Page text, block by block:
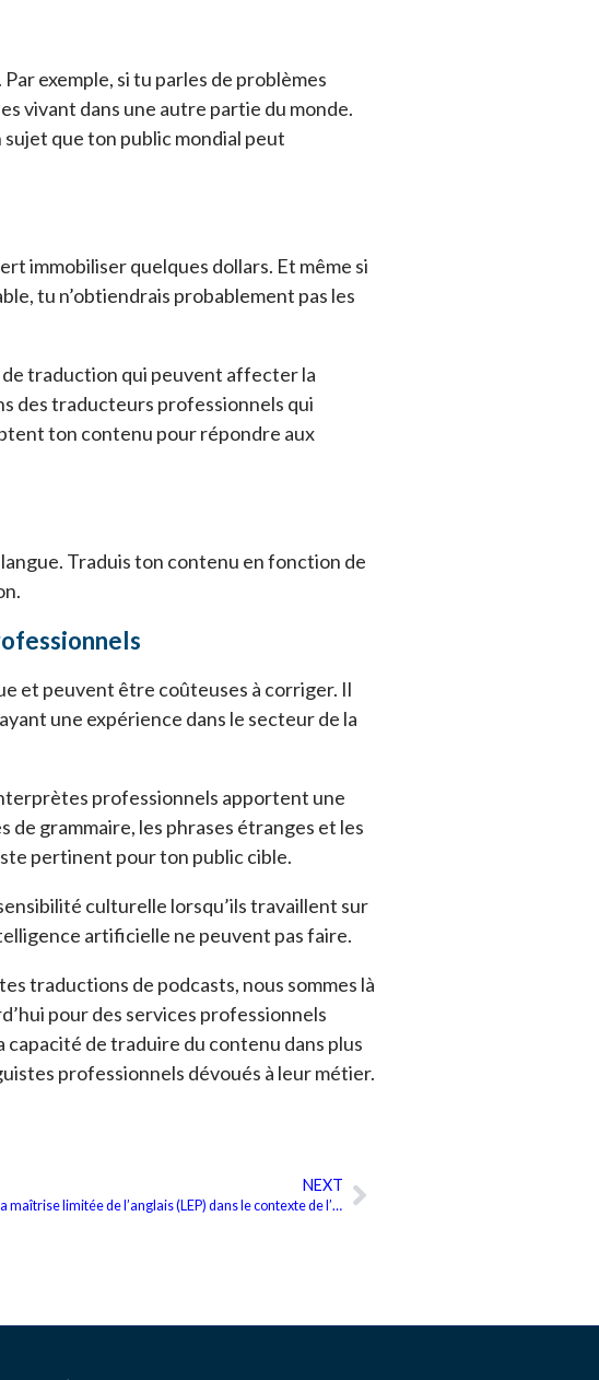
exemple, si tu parles de problèmes
vivant dans une autre partie du monde.
que ton public mondial peut
immobiliser quelques dollars. Et même si
tu n’obtiendrais probablement pas les
traduction qui peuvent affecter la
des traducteurs professionnels qui
ton contenu pour répondre aux
Traduis ton contenu en fonction de
et peuvent être coûteuses à corriger. Il
une expérience dans le secteur de la
professionnels apportent une
grammaire, les phrases étranges et les
pertinent pour ton public cible.
culturelle lorsqu’ils travaillent sur
artificielle ne peuvent pas faire.
traductions de podcasts, nous sommes là
pour des services professionnels
capacité de traduire du contenu dans plus
professionnels dévoués à leur métier.
NEXT
Qu’est-ce que la maîtrise limitée de l’anglais (LEP) dans le contexte de l’accès linguistique ? Suivant